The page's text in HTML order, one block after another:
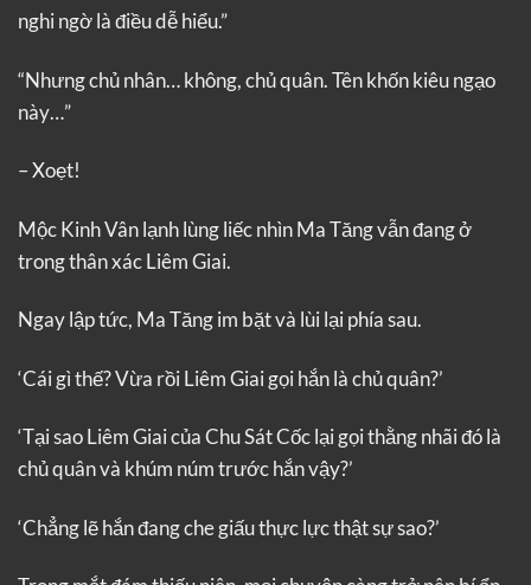
nghi ngờ là điều dễ hiểu.”
“Nhưng chủ nhân… không, chủ quân. Tên khốn kiêu ngạo
này…”
– Xoẹt!
Mộc Kinh Vân lạnh lùng liếc nhìn Ma Tăng vẫn đang ở
trong thân xác Liêm Giai.
Ngay lập tức, Ma Tăng im bặt và lùi lại phía sau.
‘Cái gì thế? Vừa rồi Liêm Giai gọi hắn là chủ quân?’
‘Tại sao Liêm Giai của Chu Sát Cốc lại gọi thằng nhãi đó là
chủ quân và khúm núm trước hắn vậy?’
‘Chẳng lẽ hắn đang che giấu thực lực thật sự sao?’